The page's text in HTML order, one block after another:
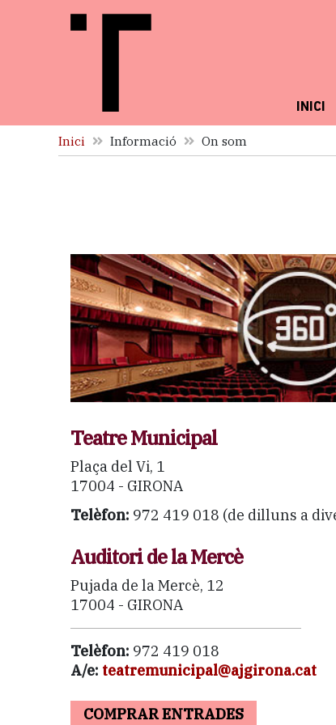
INICI
Inici Informació On som
Teatre Municipal
Plaça del Vi, 1
17004 - GIRONA
Telèfon: 972 419 018 (de dilluns a
Auditori de la Mercè
Pujada de la Mercè, 12
17004 - GIRONA
Telèfon: 972 419 018
A/e: teatremunicipal@ajgirona.cat
COMPRAR ENTRADES